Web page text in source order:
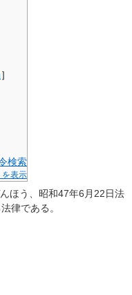
］
検索
を表示
ほう、昭和47年6月22日法
律である。